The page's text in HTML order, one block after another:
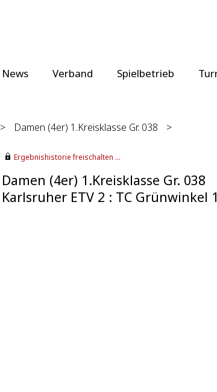
News Verband Spielbetrieb
> Damen (4er) 1.Kreisklasse Gr. 038
>
Ergebnishistorie freischalten ...
Damen (4er) 1.Kreisklasse Gr. 038
Karlsruher ETV 2 : TC Grünwinkel